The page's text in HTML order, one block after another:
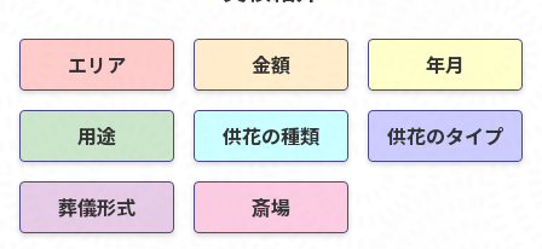
エリア 金額 年月
用途 供花の種類 供花のタイプ
葬儀形式 斎場